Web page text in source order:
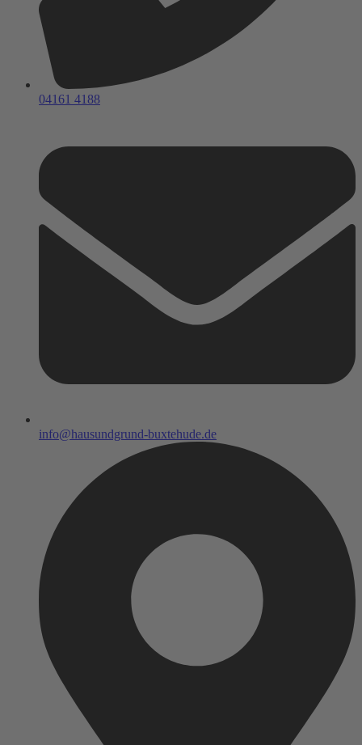
04161 4188
info@hausundgrund-buxtehude.de